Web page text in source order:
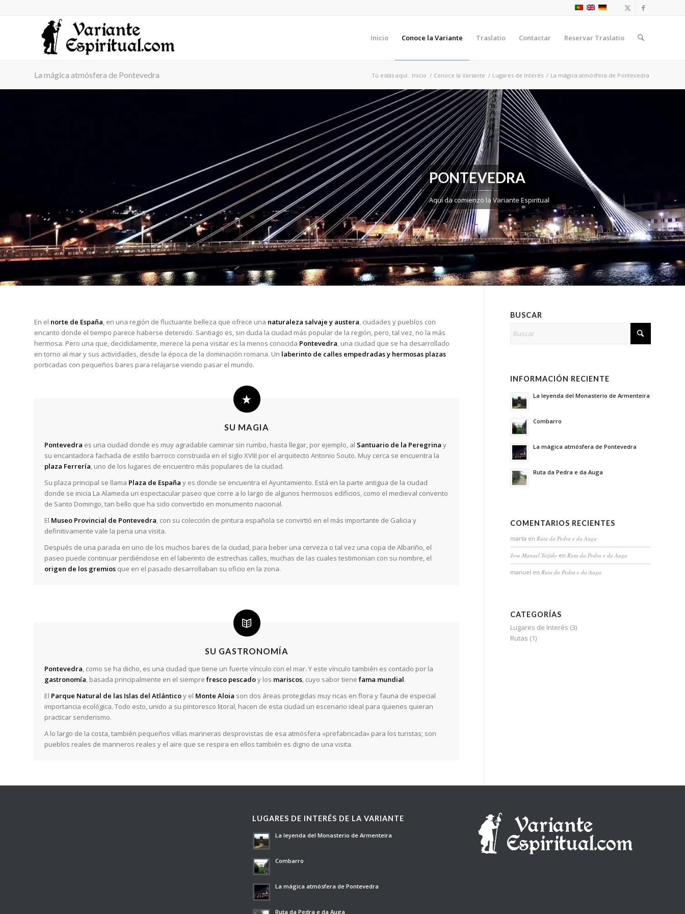
Inicio Conoce la Variante Traslatio Contactar Reservar Traslatio
La mágica atmósfera de Pontevedra Tú estás aquí: Inicio / Conoce la Variante / Lugares de Interés / La mágica atmósfera de Pontevedra
PONTEVEDRA
Aquí da comienzo la Variante Espiritual
En el norte de España, en una región de fluctuante belleza que ofrece una naturaleza salvaje y austera, ciudades y pueblos con
encanto donde el tiempo parece haberse detenido. Santiago es, sin duda la ciudad más popular de la región, pero, tal vez, no la más
hermosa. Pero una que, decididamente, merece la pena visitar es la menos conocida Pontevedra, una ciudad que se ha desarrollado
en torno al mar y sus actividades, desde la época de la dominación romana. Un laberinto de calles empedradas y hermosas plazas
porticadas con pequeños bares para relajarse viendo pasar el mundo.
SU MAGIA
Pontevedra es una ciudad donde es muy agradable caminar sin rumbo, hasta llegar, por ejemplo, al Santuario de la Peregrina y
su encantadora fachada de estilo barroco construida en el siglo XVIII por el arquitecto Antonio Souto. Muy cerca se encuentra la
plaza Ferrería, uno de los lugares de encuentro más populares de la ciudad.
Su plaza principal se llama Plaza de España y es donde se encuentra el Ayuntamiento. Está en la parte antigua de la ciudad
donde se inicia La Alameda un espectacular paseo que corre a lo largo de algunos hermosos edificios, como el medieval convento
de Santo Domingo, tan bello que ha sido convertido en monumento nacional.
El Museo Provincial de Pontevedra, con su colección de pintura española se convirtió en el más importante de Galicia y
definitivamente vale la pena una visita.
Después de una parada en uno de los muchos bares de la ciudad, para beber una cerveza o tal vez una copa de Albariño, el
paseo puede continuar perdiéndose en el laberinto de estrechas calles, muchas de las cuales testimonian con su nombre, el
origen de los gremios que en el pasado desarrollaban su oficio en la zona.
SU GASTRONOMÍA
Pontevedra, como se ha dicho, es una ciudad que tiene un fuerte vínculo con el mar. Y este vínculo también es contado por la
gastronomía, basada principalmente en el siempre fresco pescadoy los mariscos, cuyo sabor tiene fama mundial.
El Parque Natural de las Islas del Atlánticoy el Monte Aloia son dos áreas protegidas muy ricas en flora y fauna de especial
importancia ecológica. Todo esto, unido a su pintoresco litoral, hacen de esta ciudad un escenario ideal para quienes quieran
practicar senderismo.
A lo largo de la costa, también pequeños villas marineras desprovistas de esa atmósfera «prefabricada» para los turistas; son
pueblos reales de marineros reales y el aire que se respira en ellos también es digno de una visita.
BUSCAR
INFORMACIÓN RECIENTE
La leyenda del Monasterio de Armenteira
Combarro
La mágica atmósfera de Pontevedra
Ruta da Pedra e da Auga
COMENTARIOS RECIENTES
marta enRuta da Pedra e da Auga
Jose Manuel Teijido enRuta da Pedra e da Auga
manuel enRuta da Pedra e da Auga
CATEGORÍAS
Lugares de Interés (3)
Rutas (1)
LUGARES DE INTERÉS DE LA VARIANTE
La leyenda del Monasterio de Armenteira
Combarro
La mágica atmósfera de Pontevedra
Ruta da Pedra e da Auga